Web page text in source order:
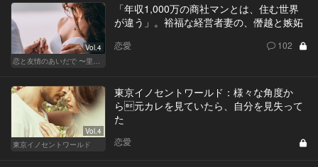
Vol.4
「年収1,000万の商社マンとは、住む世界
が違う」。裕福な経営者妻の、僭越と嫉妬
恋愛 102
Vol.4
東京イノセントワールド
東京イノセントワールド：様々な角度か
ら元カレを見ていたら、自分を見失って
た
恋愛